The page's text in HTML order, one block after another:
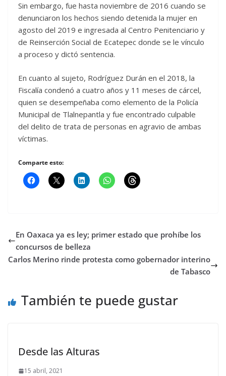
Sin embargo, fue hasta noviembre de 2016 cuando se
denunciaron los hechos siendo detenida la mujer en
agosto del 2019 e ingresada al Centro Penitenciario y
de Reinserción Social de Ecatepec donde se le vínculo
a proceso y dictó sentencia.
En cuanto al sujeto, Rodríguez Durán en el 2018, la
Fiscalía condenó a cuatro años y 11 meses de cárcel,
quien se desempeñaba como elemento de la Policía
Municipal de Tlalnepantla y fue encontrado culpable
del delito de trata de personas en agravio de ambas
víctimas.
Comparte esto:
En Oaxaca ya es ley; primer estado que prohíbe los
concursos de belleza
Carlos Merino rinde protesta como gobernador interino
de Tabasco
También te puede gustar
Desde las Alturas
15 abril, 2021